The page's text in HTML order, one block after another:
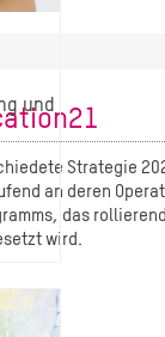
und
Strategie
an deren
das
wird.